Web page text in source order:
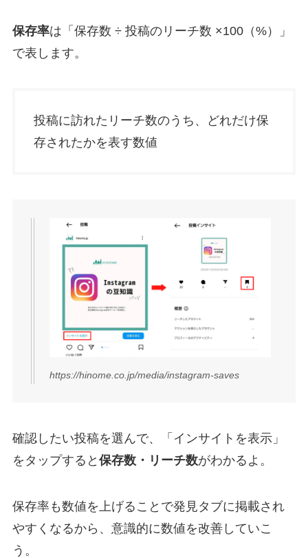
保存率は「保存数 ÷ 投稿のリーチ数 ×100（%）」
で表します。
投稿に訪れたリーチ数のうち、どれだけ保
存されたかを表す数値
https://hinome.co.jp/media/instagram-saves
確認したい投稿を選んで、「インサイトを表示」
をタップすると 保存数・リーチ数がわかるよ。
保存率も数値を上げることで発見タブに掲載され
やすくなるから、意識的に数値を改善していこ
う。